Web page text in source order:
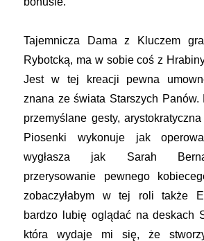
Tajemnicza Dama z Kluczem
Rybotcką, ma w sobie coś z
Jest w tej kreacji pewna
znana ze świata Starszych Panów.
przemyślane gesty,
Piosenki wykonuje jak
wygłasza jak Sarah
przerysowanie pewnego
zobaczyłabym w tej roli także
bardzo lubię oglądać na deskach
która wydaje mi się, że